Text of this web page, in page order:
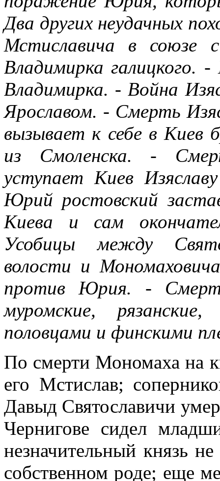
Два других неудачных
Мстиславича в союзе
Владимирка галицкого.
Владимирка. - Война
Ярославом. - Смерть
вызывает к себе в Киев
из Смоленска. -
уступает Киев
Юрий ростовский
Киева и сам
Усобицы между
волости и
против Юрия. -
муромские,
половцами и финскими
По смерти Мономаха на
его Мстислав;
Давыд Святославичи
Чернигове сидел
незначительный князь
собственном роде; еще